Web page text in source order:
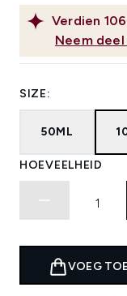
Verdien 106
Neem
SIZE:
50ML
HOEVEELHEID
VOEG